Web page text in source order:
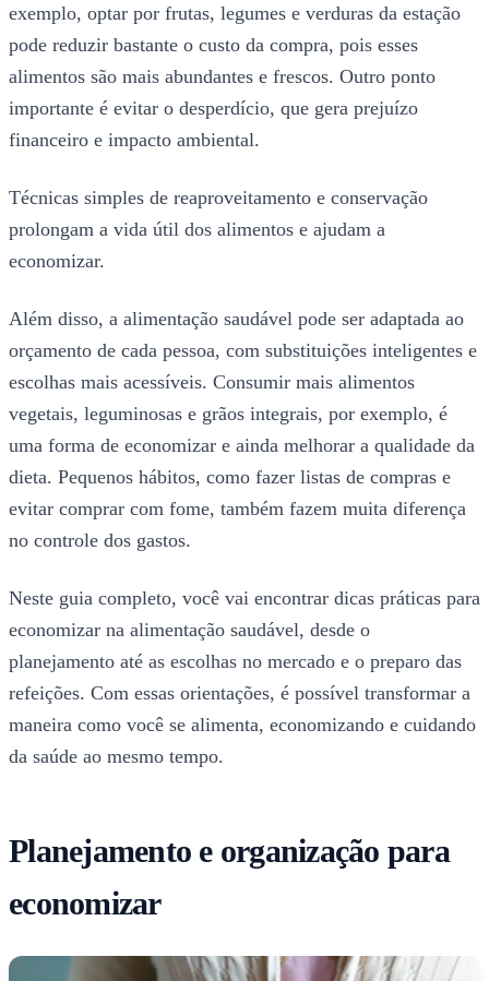
exemplo, optar por frutas, legumes e verduras da estação
pode reduzir bastante o custo da compra, pois esses
alimentos são mais abundantes e frescos. Outro ponto
importante é evitar o desperdício, que gera prejuízo
financeiro e impacto ambiental.
Técnicas simples de reaproveitamento e conservação
prolongam a vida útil dos alimentos e ajudam a
economizar.
Além disso, a alimentação saudável pode ser adaptada ao
orçamento de cada pessoa, com substituições inteligentes e
escolhas mais acessíveis. Consumir mais alimentos
vegetais, leguminosas e grãos integrais, por exemplo, é
uma forma de economizar e ainda melhorar a qualidade da
dieta. Pequenos hábitos, como fazer listas de compras e
evitar comprar com fome, também fazem muita diferença
no controle dos gastos.
Neste guia completo, você vai encontrar dicas práticas para
economizar na alimentação saudável, desde o
planejamento até as escolhas no mercado e o preparo das
refeições. Com essas orientações, é possível transformar a
maneira como você se alimenta, economizando e cuidando
da saúde ao mesmo tempo.
Planejamento e organização para
economizar